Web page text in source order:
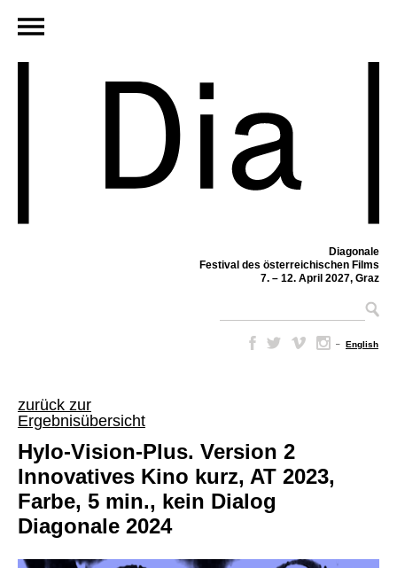
Diagonale
Festival des österreichischen Films
7. – 12. April 2027, Graz
– English
zurück zur
Ergebnisübersicht
Hylo-Vision-Plus. Version 2
Innovatives Kino kurz, AT 2023,
Farbe, 5 min., kein Dialog
Diagonale 2024